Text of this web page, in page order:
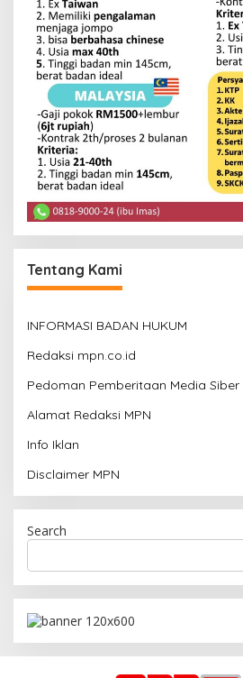
Tentang Kami
INFORMASI BADAN HUKUM
Redaksi mpn.co.id
Pedoman Pemberitaan Media Siber
Alamat Redaksi MPN
Info Iklan
Disclaimer MPN
Search